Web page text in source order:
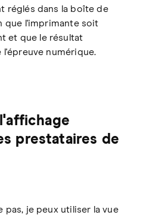
réglés dans la boîte de
que l'imprimante soit
et que le résultat
numérique.
prestataires de
pas, je peux utiliser la vue